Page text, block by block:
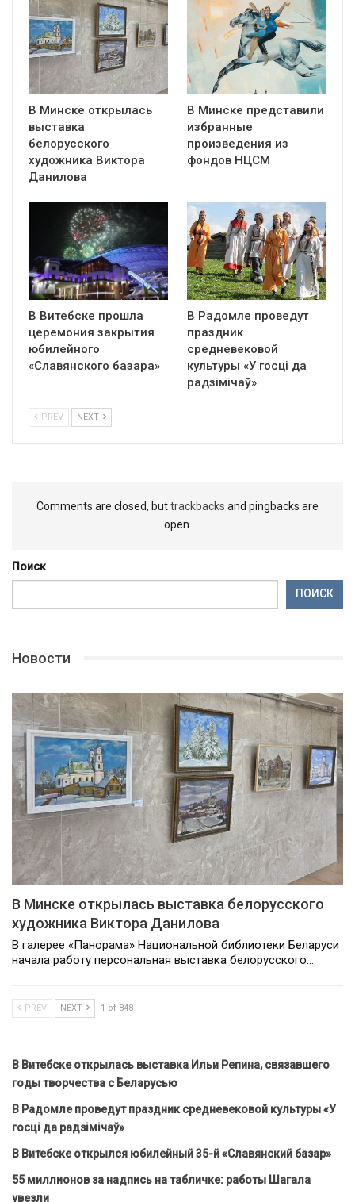
В Минске открылась
выставка
белорусского
художника Виктора
Данилова
В Минске представили
избранные
произведения из
фондов НЦСМ
В Витебске прошла
церемония закрытия
юбилейного
«Славянского базара»
В Радомле проведут
праздник
средневековой
культуры «У госці да
радзімічаў»
PREV NEXT
Comments are closed, buttrackbacks and pingbacks are
open.
Поиск
ПОИСК
Новости
В Минске открылась выставка белорусского
художника Виктора Данилова
В галерее «Панорама» Национальной библиотеки Беларуси
начала работу персональная выставка белорусского…
PREV NEXT 1 of 848
В Витебске открылась выставка Ильи Репина, связавшего
годы творчества с Беларусью
В Радомле проведут праздник средневековой культуры «У
госці да радзімічаў»
В Витебске открылся юбилейный 35-й «Славянский базар»
55 миллионов за надпись на табличке: работы Шагала
увезли